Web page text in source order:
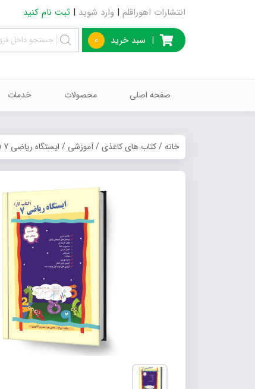
انتشارات اهوراقلم | وارد شوید | ثبت نام کنید
| سبد خرید 0
صفحه اصلی محصولات خدمات
خانه/کتاب های کاغذی/آموزشی / ایستگاه ریاضی 7 (کتاب کار)